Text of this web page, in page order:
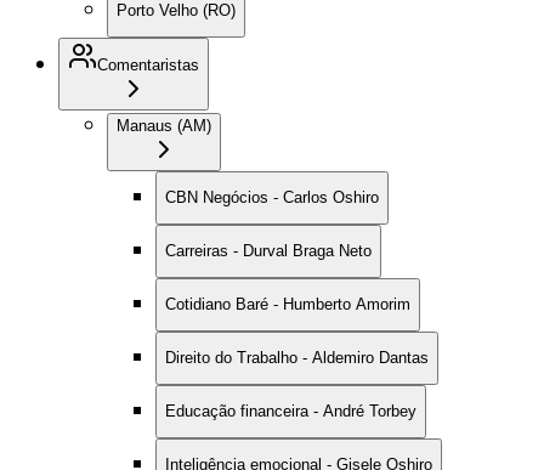
Porto Velho (RO)
Comentaristas
Manaus (AM)
CBN Negócios - Carlos Oshiro
Carreiras - Durval Braga Neto
Cotidiano Baré - Humberto Amorim
Direito do Trabalho - Aldemiro Dantas
Educação financeira - André Torbey
Inteligência emocional - Gisele Oshiro